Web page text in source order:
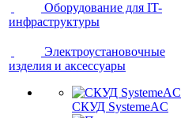
Оборудование для IT-
инфраструктуры
Электроустановочные
изделия и аксессуары
СКУД SystemeAC